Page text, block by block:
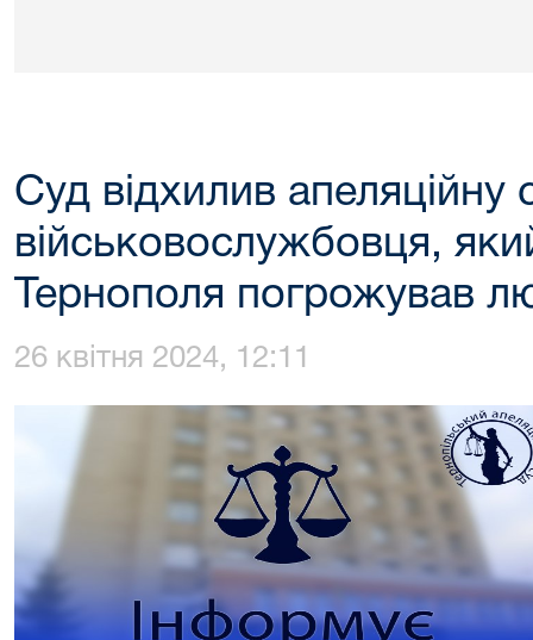
Суд відхилив апеляційну
військовослужбовця,
Тернополя погрожував
26 квітня 2024, 12:11